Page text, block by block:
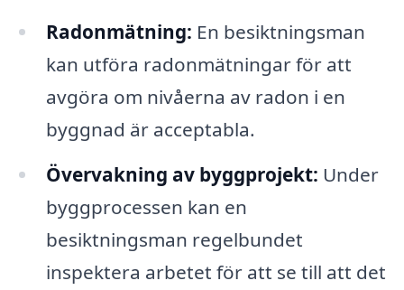
Radonmätning: En besiktningsman
kan utföra radonmätningar för att
avgöra om nivåerna av radon i en
byggnad är acceptabla.
Övervakning av byggprojekt: Under
byggprocessen kan en
besiktningsman regelbundet
inspektera arbetet för att se till att det